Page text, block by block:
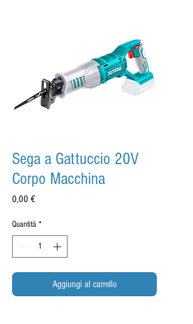
Sega a Gattuccio 20V
Corpo Macchina
0,00 €Prezzo
Quantità *
Aggiungi al carrello